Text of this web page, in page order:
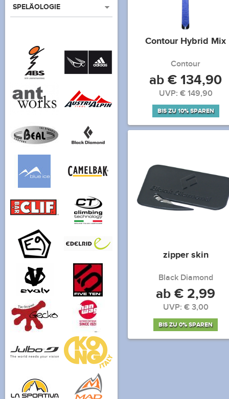
SPELÄOLOGIE
Contour Hybrid Mix
Contour
ab € 134,90
UVP: € 149,90
BIS ZU 10% SPAREN
zipper skin
Black Diamond
ab € 2,99
UVP: € 3,00
BIS ZU 0% SPAREN